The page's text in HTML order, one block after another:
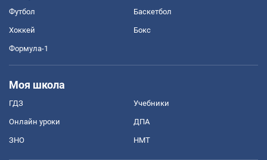
Футбол Баскетбол
Хоккей Бокс
Формула-1
Моя школа
ГДЗ Учебники
Онлайн уроки ДПА
ЗНО НМТ